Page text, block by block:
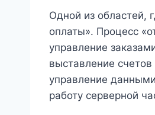
Одной из областей,
оплаты». Процесс
управление
выставление
управление
работу серверной